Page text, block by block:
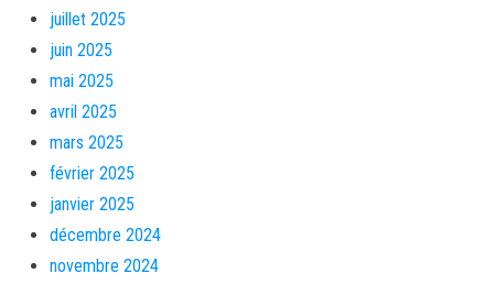
juillet 2025
juin 2025
mai 2025
avril 2025
mars 2025
février 2025
janvier 2025
décembre 2024
novembre 2024